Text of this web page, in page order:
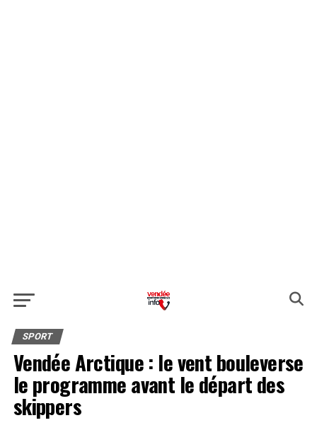
SPORT
Vendée Arctique : le vent bouleverse
le programme avant le départ des
skippers